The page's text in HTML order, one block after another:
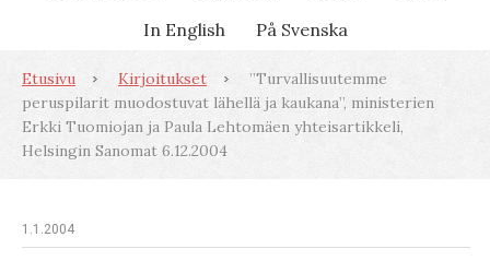
In English
På Svenska
Etusivu Kirjoitukset
”Turvallisuutemme
peruspilarit muodostuvat lähellä ja kaukana”, ministerien
Erkki Tuomiojan ja Paula Lehtomäen yhteisartikkeli,
Helsingin Sanomat 6.12.2004
1.1.2004